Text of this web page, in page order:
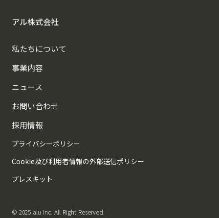
アル株式会社
私たちについて
事業内容
ニュース
お問い合わせ
採用情報
プライバシーポリシー
Cookie及び利用者情報の外部送信ポリシー
プレスキット
© 2025 alu Inc. All Right Reserved.